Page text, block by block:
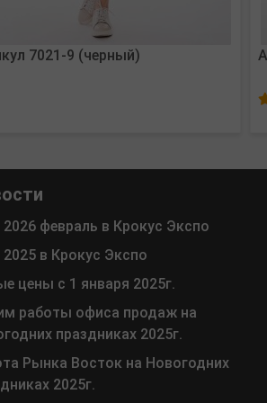
7021-9 (черный)
февраль в Крокус Экспо
в Крокус Экспо
цены с 1 января 2025г.
работы офиса продаж на
праздниках 2025г.
Рынка Восток на Новогодних
2025г.